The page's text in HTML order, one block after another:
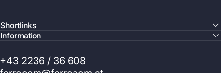
Shortlinks
Information
+43 2236 / 36 608